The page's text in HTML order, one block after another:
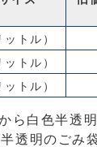
トル）
トル）
トル）
ら白色半透
半透明のごみ